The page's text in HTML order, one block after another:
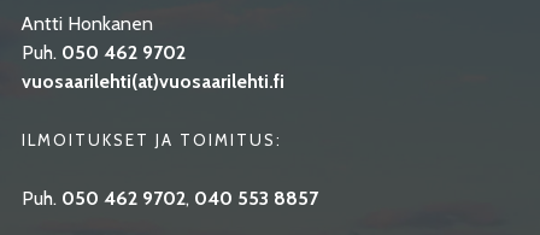
Antti Honkanen
Puh. 050 462 9702
vuosaarilehti(at)vuosaarilehti.fi
ILMOITUKSET JA TOIMITUS:
Puh. 050 462 9702, 040 553 8857